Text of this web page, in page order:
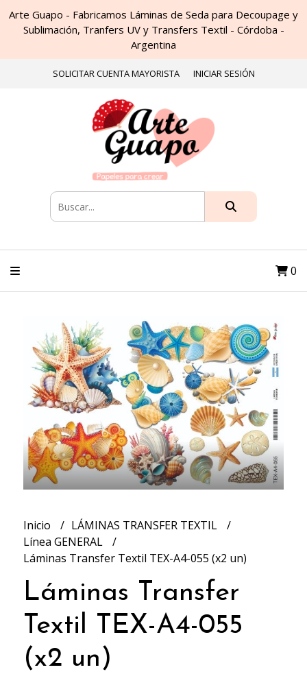
Arte Guapo - Fabricamos Láminas de Seda para Decoupage y
Sublimación, Tranfers UV y Transfers Textil - Córdoba -
Argentina
SOLICITAR CUENTA MAYORISTA INICIAR SESIÓN
0
Inicio
LÁMINAS TRANSFER TEXTIL
Línea GENERAL
Láminas Transfer Textil TEX-A4-055 (x2 un)
Láminas Transfer
Textil TEX-A4-055
(x2 un)